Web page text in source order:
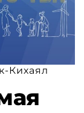
Кихаял